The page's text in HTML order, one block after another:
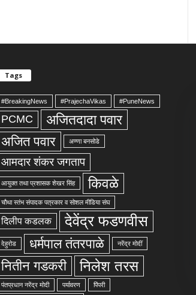
Tags
#BreakingNews #PrajechaVikas #PuneNews
PCMC अजितदादा पवार
अजित पवार अण्णा बनसोडे
आमदार शंकर जगताप
आयुक्त तथा प्रशासक शेखर सिंह किवळे
चौथा स्तंभ संपादक पत्रकार व सोशल मीडिया संघ
दिलीप कडलक देवेंद्र फडणवीस
देहुरोड धर्मपाल तंतरपाळे नरेंद्र मोदीं
नितीन गडकरी निलेश तरस
पंतप्रधान नरेंद्र मोदी पर्यावरण पिंपरी